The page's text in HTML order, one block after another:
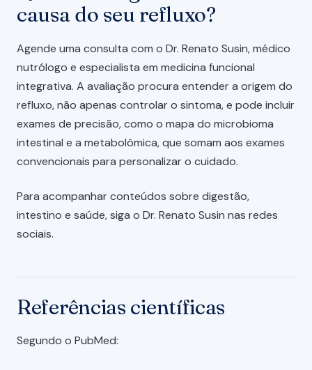
causa do seu refluxo?
Agende uma consulta com o Dr. Renato Susin, médico
nutrólogo e especialista em medicina funcional
integrativa. A avaliação procura entender a origem do
refluxo, não apenas controlar o sintoma, e pode incluir
exames de precisão, como o mapa do microbioma
intestinal e a metabolômica, que somam aos exames
convencionais para personalizar o cuidado.
Para acompanhar conteúdos sobre digestão,
intestino e saúde, siga o Dr. Renato Susin nas redes
sociais.
Referências científicas
Segundo o PubMed: